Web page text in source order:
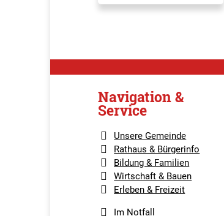
Navigation &
Service
Unsere Gemeinde
Rathaus & Bürgerinfo
Bildung & Familien
Wirtschaft & Bauen
Erleben & Freizeit
Im Notfall